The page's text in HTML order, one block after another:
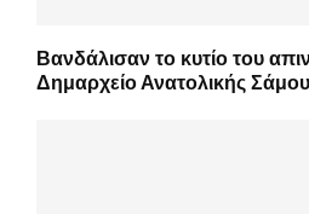
Βανδάλισαν το κυτίο του
Δημαρχείο Ανατολικής Σάμου